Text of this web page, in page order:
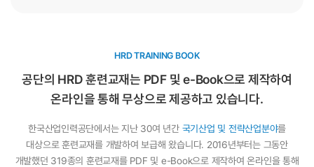
국가인적자원개발컨소시엄
일학습병행
JOBPLUSTV
산업별 인적자원개발위원회
인재키움훈련 과정소개
HRD TRAINING BOOK
공단의 HRD 훈련교재는 PDF 및 e-Book으로 제작하여
온라인을 통해 무상으로 제공하고 있습니다.
한국산업인력공단에서는 지난 30여 년간 국기산업 및 전략산업분야를
대상으로 훈련교재를 개발하여 보급해 왔습니다. 2016년부터는 그동안
개발했던 319종의 훈련교재를 PDF 및 e-Book으로 제작하여 온라인을 통해